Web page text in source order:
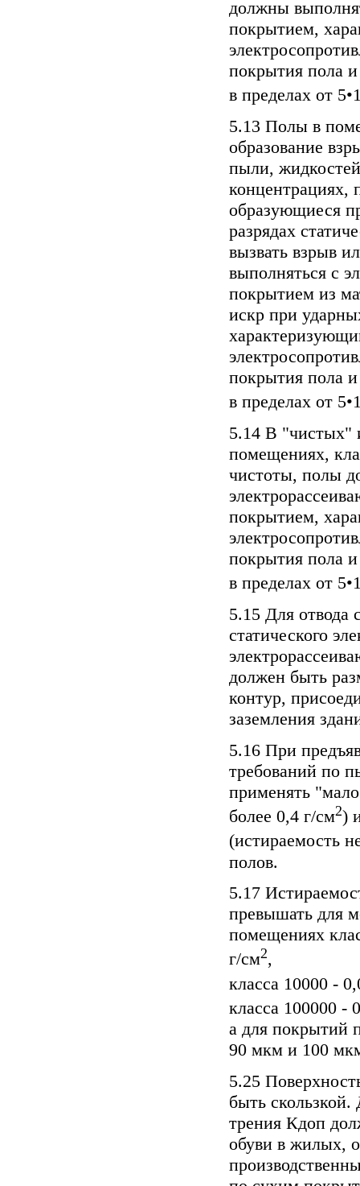
должны
покрытием,
покрытия пола
в пределах от
5.13 Полы в
образование
пыли,
концентрациях,
образующиеся
разрядах
вызвать взрыв
выполняться с
покрытием из
искр при
покрытия пола
в пределах от
5.14 В "чистых"
помещениях,
чистоты, полы
покрытием,
покрытия пола
в пределах от
5.15 Для отвода
статического
должен быть
контур,
заземления
5.16 При
требований по
применять
более 0,4 г/см2)
(истираемость
полов.
5.17
превышать для
помещениях
г/см2,
класса 10000 -
класса 100000 -
а для покрытий
90 мкм и 100
5.25
быть
трения Кдоп
обуви в жилых,